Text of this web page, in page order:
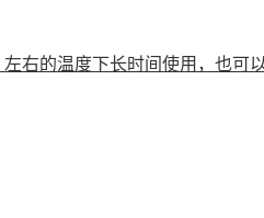
右的温度下长时间使用，也可